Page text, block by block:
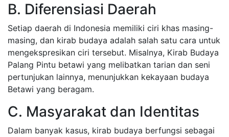
B. Diferensiasi Daerah
Setiap daerah di Indonesia memiliki ciri khas masing-
masing, dan kirab budaya adalah salah satu cara untuk
mengekspresikan ciri tersebut. Misalnya, Kirab Budaya
Palang Pintu betawi yang melibatkan tarian dan seni
pertunjukan lainnya, menunjukkan kekayaan budaya
Betawi yang beragam.
C. Masyarakat dan Identitas
Dalam banyak kasus, kirab budaya berfungsi sebagai